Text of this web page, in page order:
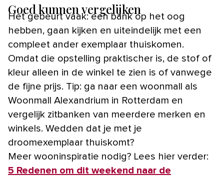
Goed kunnen vergelijken
Het gebeurt vaak: een bank op het oog
hebben, gaan kijken en uiteindelijk met een
compleet ander exemplaar thuiskomen.
Omdat die opstelling praktischer is, de stof of
kleur alleen in de winkel te zien is of vanwege
de fijne prijs. Tip: ga naar een woonmall als
Woonmall Alexandrium in Rotterdam en
vergelijk zitbanken van meerdere merken en
winkels. Wedden dat je met je
droomexemplaar thuiskomt?
Meer wooninspiratie nodig? Lees hier verder:
5 Redenen om dit weekend naar de